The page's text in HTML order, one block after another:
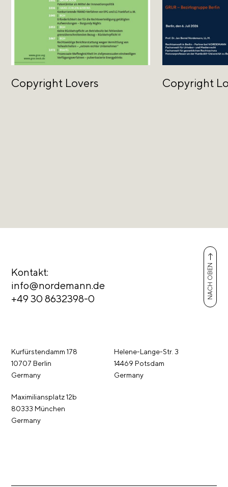
Copyright Lovers Copyright
Kontakt:
info@nordemann.de
+49 30 8632398-0
Kurfürstendamm 178
10707 Berlin
Germany
Helene-Lange-Str. 3
14469 Potsdam
Germany
Maximiliansplatz 12b
80333 München
Germany
NACH OBEN